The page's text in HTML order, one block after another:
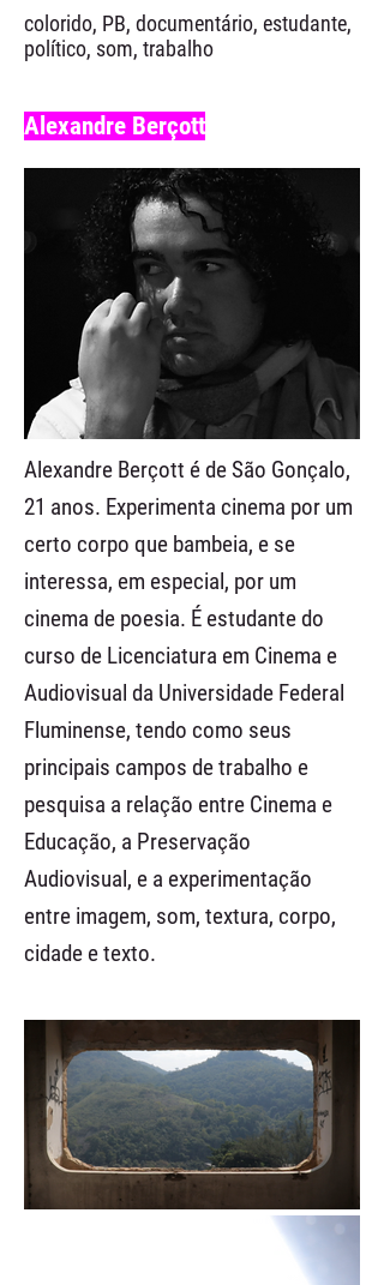
colorido, PB, documentário, estudante,
político, som, trabalho
Alexandre Berçott
Alexandre Berçott é de São Gonçalo,
21 anos. Experimenta cinema por um
certo corpo que bambeia, e se
interessa, em especial, por um
cinema de poesia. É estudante do
curso de Licenciatura em Cinema e
Audiovisual da Universidade Federal
Fluminense, tendo como seus
principais campos de trabalho e
pesquisa a relação entre Cinema e
Educação, a Preservação
Audiovisual, e a experimentação
entre imagem, som, textura, corpo,
cidade e texto.